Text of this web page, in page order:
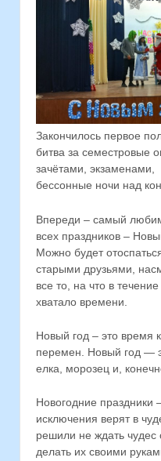
Закончилось первое
битва за семестровые
зачётами, экзаменами,
бессонные ночи над
Впереди – самый
всех праздников –
Можно будет
старыми друзьями,
все то, на что в
хватало времени.
Новый год – это время
перемен. Новый год —
елка, морозец и,
Новогодние праздники
исключения верят в
решили не ждать чудес
делать их своими